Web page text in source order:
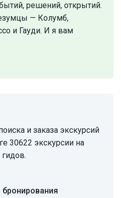
решений, открытий.
— Колумб,
и Гауди. И я вам
и заказа экскурсий
30622 экскурсии на
бронирования